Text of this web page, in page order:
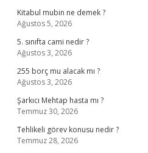
Kitabul mubin ne demek ?
Ağustos 5, 2026
5. sınıfta cami nedir ?
Ağustos 3, 2026
255 borç mu alacak mı ?
Ağustos 3, 2026
Şarkıcı Mehtap hasta mı ?
Temmuz 30, 2026
Tehlikeli görev konusu nedir ?
Temmuz 28, 2026